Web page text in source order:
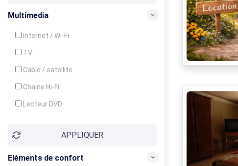
Multimedia
Internet / Wi-Fi
TV
Cable / satellite
Chaine Hi-Fi
Lecteur DVD
APPLIQUER
Eléments de confort